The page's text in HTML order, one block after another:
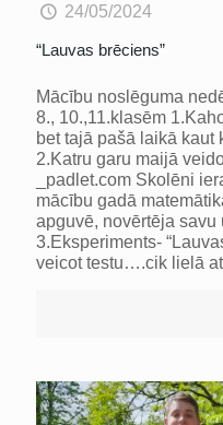
24/05/2024
“Lauvas brēciens”
Mācību noslēguma
8., 10.,11.klasēm
bet tajā pašā laikā kaut
2.Katru garu maijā
_padlet.com Skolēni
mācību gadā
apguvē, novērtēja
3.Eksperiments-
veicot testu….cik lielā